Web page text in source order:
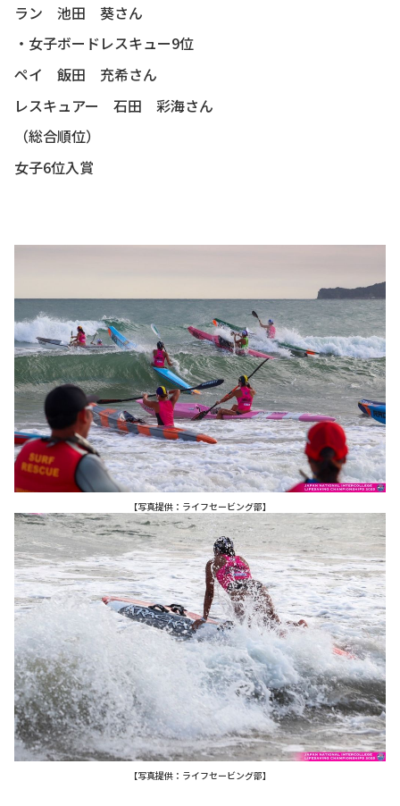
ラン 池田 葵さん
・女子ボードレスキュー9位
ペイ 飯田 充希さん
レスキュアー 石田 彩海さん
（総合順位）
女子6位入賞
【写真提供：ライフセービング部】
【写真提供：ライフセービング部】